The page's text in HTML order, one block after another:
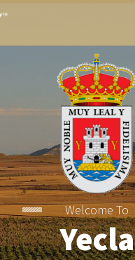
Welcome To
Yecla